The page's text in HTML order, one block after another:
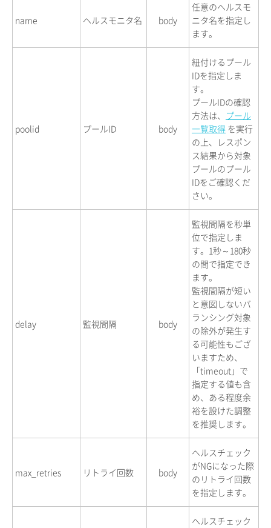
name ヘルスモニタ名 body
任意のヘルスモ
ニタ名を指定し
ます。
poolid プールID body
紐付けるプール
IDを指定しま
す。
プールIDの確認
方法は、 プール
一覧取得 を実行
の上、レスポン
ス結果から対象
プールのプール
IDをご確認くだ
さい。
delay 監視間隔 body
監視間隔を秒単
位で指定しま
す。1秒～180秒
の間で指定でき
ます。
監視間隔が短い
と意図しないバ
ランシング対象
の除外が発生す
る可能性もござ
いますため、
「timeout」で
指定する値も含
め、ある程度余
裕を設けた調整
を推奨します。
max_retries リトライ回数 body
ヘルスチェック
がNGになった際
のリトライ回数
を指定します。
ヘルスチェック